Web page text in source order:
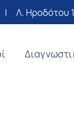
| Λ. Ηροδότου